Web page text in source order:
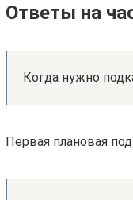
Ответы на
Когда нужно
Первая плановая